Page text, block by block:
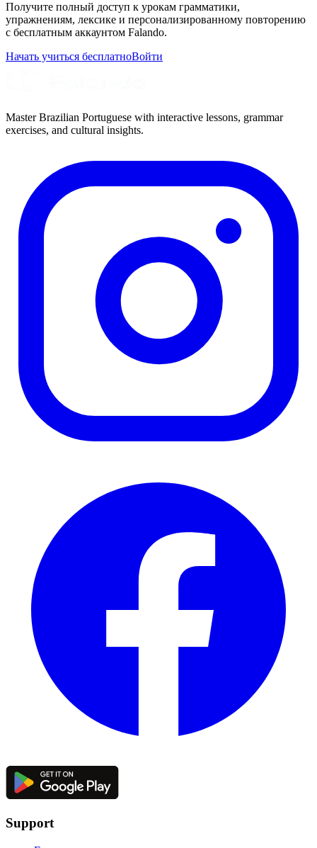
Получите полный доступ к урокам грамматики,
упражнениям, лексике и персонализированному повторению
с бесплатным аккаунтом Falando.
Начать учиться бесплатноВойти
Master Brazilian Portuguese with interactive lessons, grammar
exercises, and cultural insights.
Support